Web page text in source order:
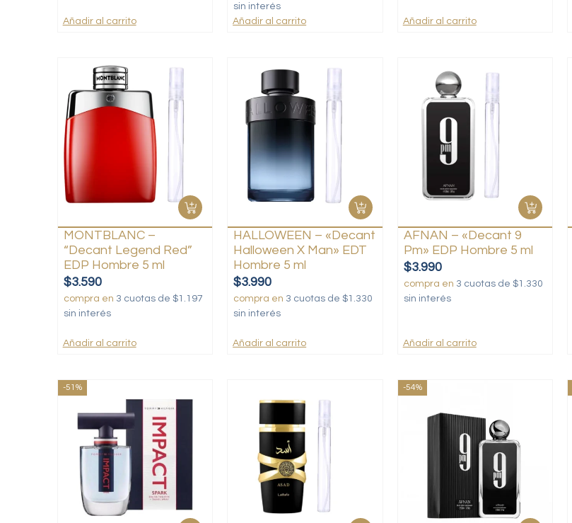
Añadir al carrito
sin interés
Añadir al carrito
Añadir al carrito
MONTBLANC –
“Decant Legend Red”
EDP Hombre 5 ml
$3.590
compra en 3 cuotas de $1.197
sin interés
Añadir al carrito
HALLOWEEN – «Decant
Halloween X Man» EDT
Hombre 5 ml
$3.990
compra en 3 cuotas de $1.330
sin interés
Añadir al carrito
AFNAN – «Decant 9
Pm» EDP Hombre 5 ml
$3.990
compra en 3 cuotas de $1.330
sin interés
Añadir al carrito
-51% -54%